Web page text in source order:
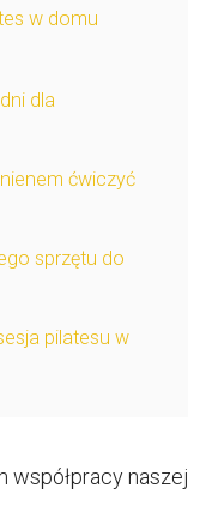
w domu
dla
ćwiczyć
sprzętu do
pilatesu w
współpracy naszej